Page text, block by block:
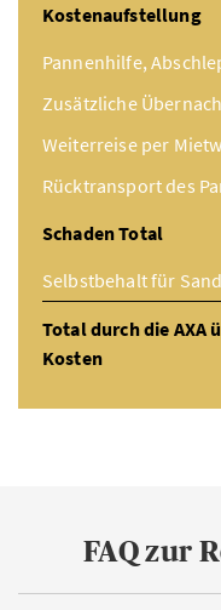
Kostenaufstellung
Pannenhilfe,
Zusätzliche
Weiterreise per
Rücktransport des
Schaden Total
Selbstbehalt für
Total durch die AXA
Kosten
FAQ zur